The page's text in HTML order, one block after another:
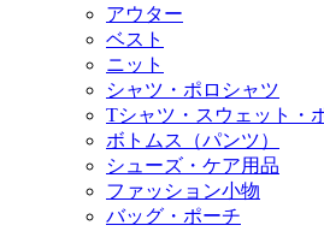
アウター
ベスト
ニット
シャツ・ポロシャツ
Tシャツ・スウェット・
ボトムス（パンツ）
シューズ・ケア用品
ファッション小物
バッグ・ポーチ